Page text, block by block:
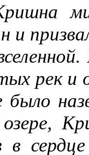
и
рек и
было
в